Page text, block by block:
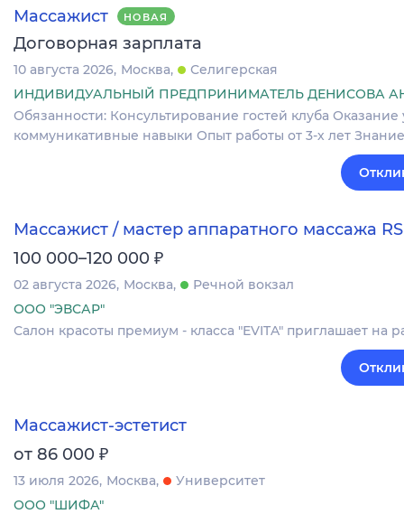
Массажист НОВАЯ
Договорная зарплата
10 августа 2026 Москва
Селигерская
ИНДИВИДУАЛЬНЫЙ ПРЕДПРИНИМАТЕЛЬ ДЕНИСОВА
Обязанности: Консультирование гостей клуба
коммуникативные навыки Опыт работы от 3-х лет
Массажист / мастер аппаратного массажа
100 000–120 000 ₽
02 августа 2026 Москва
Речной вокзал
ООО "ЭВСАР"
Салон красоты премиум - класса "EVITA" приглашает на
Массажист-эстетист
от 86 000 ₽
13 июля 2026 Москва
Университет
ООО "ШИФА"